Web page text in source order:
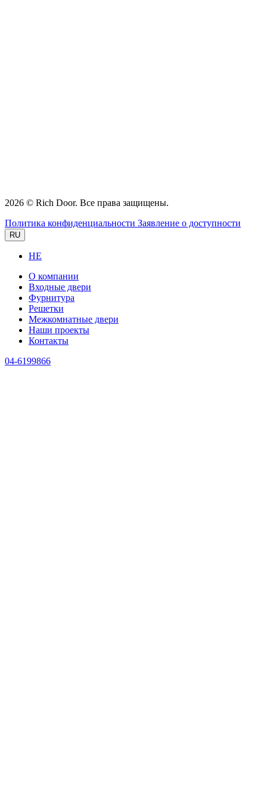
2026 © Rich Door. Все права защищены.
Политика конфиденциальности Заявление о доступности
RU
HE
О компании
Входные двери
Фурнитура
Решетки
Межкомнатные двери
Наши проекты
Контакты
04-6199866